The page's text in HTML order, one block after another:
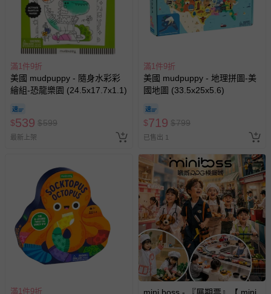
戲或活動點數等）。
已拆封之以下類型商品：
-個人衛生用品（例如尿布、貼身衣物、泳裝、襪子、地
墊、寢具類等）。
-新生兒親膚衣物（嬰幼兒包巾與背巾、包屁衣、學習
褲、紗布衣等）。
-接觸性孕哺產品（奶嘴、奶瓶、擠乳器、哺乳衣、托腹
-其他原廠盒裝商品封口處已貼上「不可拆封」，或具警
示字句等說明貼紙、封條者。
相關的退換貨辦理流程，可詳見： 退換貨 & 退款問題
其他常見問題：
運送服務：目前提供的運送僅限台灣本島。如您位於離島地
區，可能會無法配送，或須依據商品需加收離島運費。廠商
亦保留出貨與否的權利。離島、偏遠地區、樓層親送等加價
商品實際的配達日期，可於訂單個人資料內的查詢訂單內，
滿1件9折
美國 mudpuppy - 隨身水彩彩
繪組-恐龍樂園 (24.5x17.7x1.1)
$539 $599
最新上架
滿1件9折
美國 mudpuppy - 地理拼圖-美
國地圖 (33.5x25x5.6)
$719 $799
已售出 1
滿1件9折 mini boss - 『展期票』【 mini